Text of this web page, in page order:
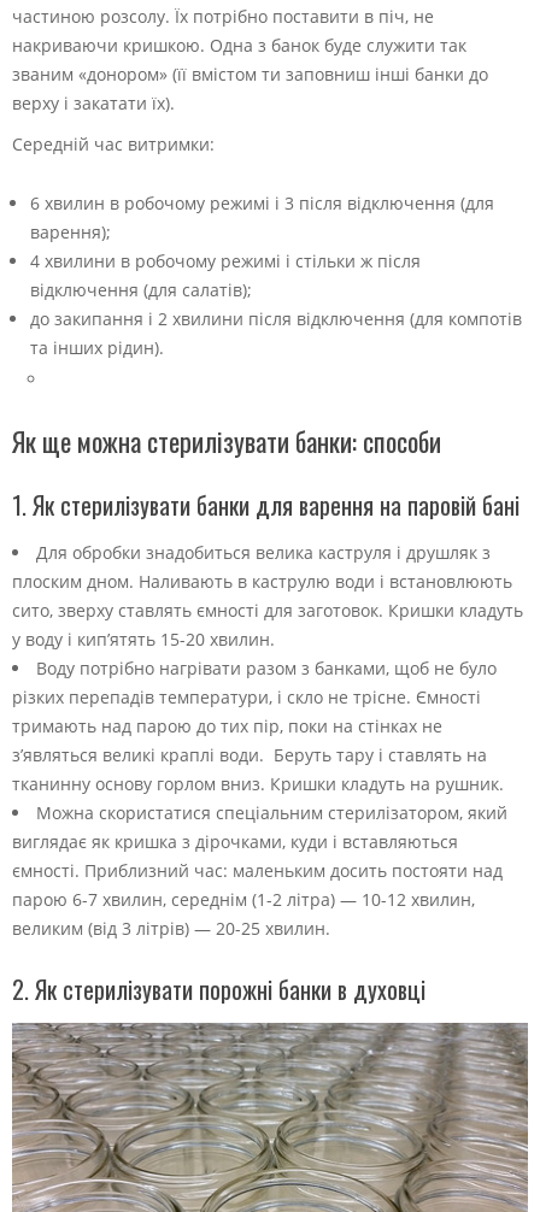
частиною розсолу. Їх потрібно поставити в піч, не
накриваючи кришкою. Одна з банок буде служити так
званим «донором» (її вмістом ти заповниш інші банки до
верху і закатати їх).
Середній час витримки:
6 хвилин в робочому режимі і 3 після відключення (для
варення);
4 хвилини в робочому режимі і стільки ж після
відключення (для салатів);
до закипання і 2 хвилини після відключення (для компотів
та інших рідин).
Як ще можна стерилізувати банки: способи
1. Як стерилізувати банки для варення на паровій бані
Для обробки знадобиться велика каструля і друшляк з
плоским дном. Наливають в каструлю води і встановлюють
сито, зверху ставлять ємності для заготовок. Кришки кладуть
у воду і кип’ятять 15-20 хвилин.
Воду потрібно нагрівати разом з банками, щоб не було
різких перепадів температури, і скло не трісне. Ємності
тримають над парою до тих пір, поки на стінках не
з’являться великі краплі води. Беруть тару і ставлять на
тканинну основу горлом вниз. Кришки кладуть на рушник.
Можна скористатися спеціальним стерилізатором, який
виглядає як кришка з дірочками, куди і вставляються
ємності. Приблизний час: маленьким досить постояти над
парою 6-7 хвилин, середнім (1-2 літра) — 10-12 хвилин,
великим (від 3 літрів) — 20-25 хвилин.
2. Як стерилізувати порожні банки в духовці